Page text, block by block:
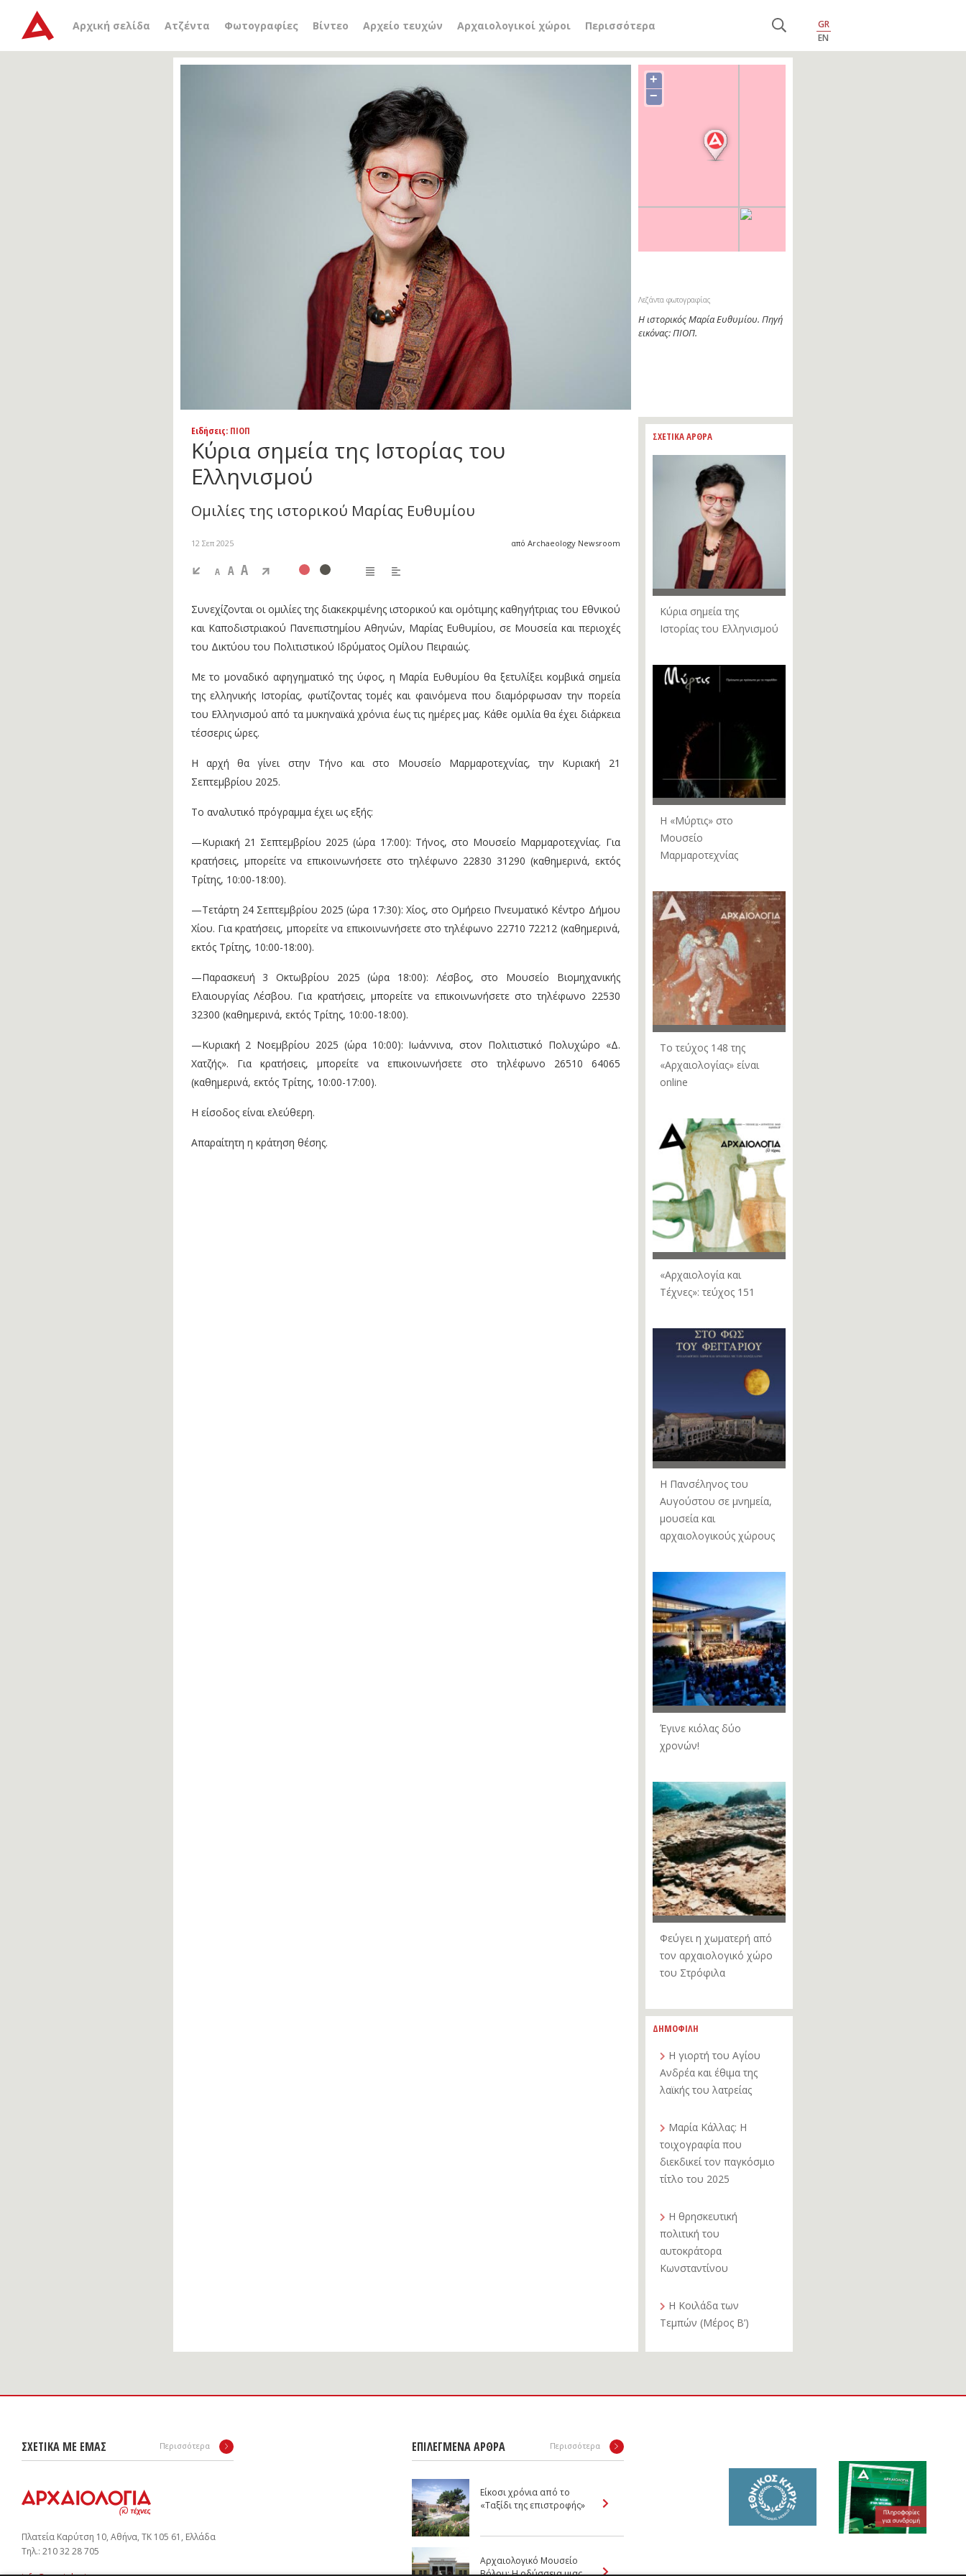
Αρχική σελίδα Ατζέντα Φωτογραφίες Βίντεο Αρχείο τευχών Αρχαιολογικοί χώροι Περισσότερα
GR
EN
+
−
Λεζάντα φωτογραφίας
Η ιστορικός Μαρία Ευθυμίου. Πηγή
εικόνας: ΠΙΟΠ.
Ειδήσεις: ΠΙΟΠ
Κύρια σημεία της Ιστορίας του
Ελληνισμού
Ομιλίες της ιστορικού Μαρίας Ευθυμίου
12 Σεπ 2025 από Archaeology Newsroom
A A A
Συνεχίζονται οι ομιλίες της διακεκριμένης ιστορικού και ομότιμης καθηγήτριας του Εθνικού
και Καποδιστριακού Πανεπιστημίου Αθηνών, Μαρίας Ευθυμίου, σε Μουσεία και περιοχές
του Δικτύου του Πολιτιστικού Ιδρύματος Ομίλου Πειραιώς.
Με το μοναδικό αφηγηματικό της ύφος, η Μαρία Ευθυμίου θα ξετυλίξει κομβικά σημεία
της ελληνικής Ιστορίας, φωτίζοντας τομές και φαινόμενα που διαμόρφωσαν την πορεία
του Ελληνισμού από τα μυκηναϊκά χρόνια έως τις ημέρες μας. Κάθε ομιλία θα έχει διάρκεια
τέσσερις ώρες.
Η αρχή θα γίνει στην Τήνο και στο Μουσείο Μαρμαροτεχνίας, την Κυριακή 21
Σεπτεμβρίου 2025.
Το αναλυτικό πρόγραμμα έχει ως εξής:
—Κυριακή 21 Σεπτεμβρίου 2025 (ώρα 17:00): Τήνος, στο Μουσείο Μαρμαροτεχνίας. Για
κρατήσεις, μπορείτε να επικοινωνήσετε στο τηλέφωνο 22830 31290 (καθημερινά, εκτός
Τρίτης, 10:00-18:00).
—Τετάρτη 24 Σεπτεμβρίου 2025 (ώρα 17:30): Χίος, στο Ομήρειο Πνευματικό Κέντρο Δήμου
Χίου. Για κρατήσεις, μπορείτε να επικοινωνήσετε στο τηλέφωνο 22710 72212 (καθημερινά,
εκτός Τρίτης, 10:00-18:00).
—Παρασκευή 3 Οκτωβρίου 2025 (ώρα 18:00): Λέσβος, στο Μουσείο Βιομηχανικής
Ελαιουργίας Λέσβου. Για κρατήσεις, μπορείτε να επικοινωνήσετε στο τηλέφωνο 22530
32300 (καθημερινά, εκτός Τρίτης, 10:00-18:00).
—Κυριακή 2 Νοεμβρίου 2025 (ώρα 10:00): Ιωάννινα, στον Πολιτιστικό Πολυχώρο «Δ.
Χατζής». Για κρατήσεις, μπορείτε να επικοινωνήσετε στο τηλέφωνο 26510 64065
(καθημερινά, εκτός Τρίτης, 10:00-17:00).
Η είσοδος είναι ελεύθερη.
Απαραίτητη η κράτηση θέσης.
ΣΧΕΤΙΚΑ ΑΡΘΡΑ
Κύρια σημεία της
Ιστορίας του Ελληνισμού
H «Μύρτις» στο
Μουσείο
Μαρμαροτεχνίας
Το τεύχος 148 της
«Αρχαιολογίας» είναι
online
«Αρχαιολογία και
Τέχνες»: τεύχος 151
Η Πανσέληνος του
Αυγούστου σε μνημεία,
μουσεία και
αρχαιολογικούς χώρους
Έγινε κιόλας δύο
χρονών!
Φεύγει η χωματερή από
τον αρχαιολογικό χώρο
του Στρόφιλα
ΔΗΜΟΦΙΛΗ
Η γιορτή του Αγίου
Ανδρέα και έθιμα της
λαϊκής του λατρείας
Μαρία Κάλλας: Η
τοιχογραφία που
διεκδικεί τον παγκόσμιο
τίτλο του 2025
Η θρησκευτική
πολιτική του
αυτοκράτορα
Κωνσταντίνου
Η Κοιλάδα των
Τεμπών (Μέρος Β’)
ΣΧΕΤΙΚΑ ΜΕ ΕΜΑΣ Περισσότερα
Πλατεία Καρύτση 10, Αθήνα, ΤΚ 105 61, Ελλάδα
Tηλ.: 210 32 28 705
ΕΠΙΛΕΓΜΕΝΑ ΑΡΘΡΑ Περισσότερα
Είκοσι χρόνια από το
«Ταξίδι της επιστροφής»
Αρχαιολογικό Μουσείο
Βόλου: Η οδύσσεια μιας